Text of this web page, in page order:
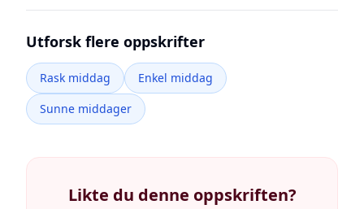
Utforsk flere oppskrifter
Rask middag
Enkel middag
Sunne middager
Likte du denne oppskriften?